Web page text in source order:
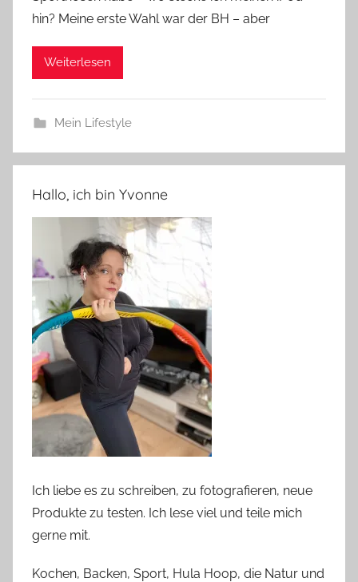
hin? Meine erste Wahl war der BH – aber
Weiterlesen
Mein Lifestyle
Hallo, ich bin Yvonne
Ich liebe es zu schreiben, zu fotografieren, neue
Produkte zu testen. Ich lese viel und teile mich
gerne mit.
Kochen, Backen, Sport, Hula Hoop, die Natur und